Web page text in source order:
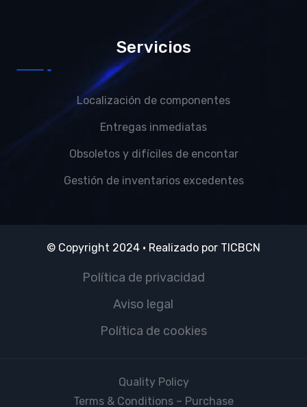
Servicios
Localización de componentes
Entregas inmediatas
Obsoletos y difíciles de encontar
Gestión de inventarios excedentes
© Copyright 2024 · Realizado por TICBCN
Política de privacidad
Aviso legal
Política de cookies
Quality Policy
Terms & Conditions – Purchase